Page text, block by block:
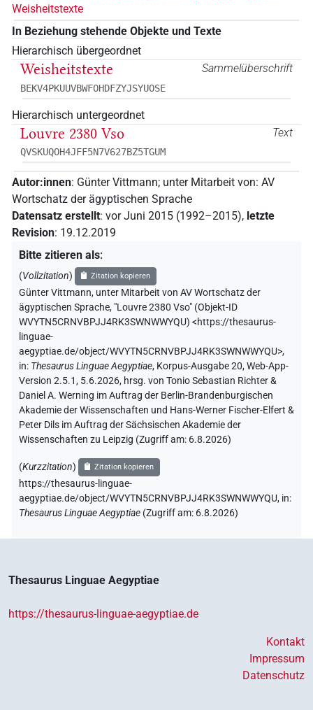
Weisheitstexte
In Beziehung stehende Objekte und Texte
Hierarchisch übergeordnet
Sammelüberschrift
Weisheitstexte
BEKV4PKUUVBWFOHDFZYJSYUOSE
Hierarchisch untergeordnet
Text
Louvre 2380 Vso
QVSKUQOH4JFF5N7V627BZ5TGUM
Autor:innen: Günter Vittmann; unter Mitarbeit von: AV
Wortschatz der ägyptischen Sprache
Datensatz erstellt: vor Juni 2015 (1992–2015), letzte
Revision: 19.12.2019
Bitte zitieren als:
(Vollzitation) Zitation kopieren
Günter Vittmann, unter Mitarbeit von AV Wortschatz der
ägyptischen Sprache, "Louvre 2380 Vso" (Objekt-ID
WVYTN5CRNVBPJJ4RK3SWNWWYQU) <https://thesaurus-
linguae-
aegyptiae.de/object/WVYTN5CRNVBPJJ4RK3SWNWWYQU>,
in: Thesaurus Linguae Aegyptiae, Korpus-Ausgabe 20, Web-App-
Version 2.5.1, 5.6.2026, hrsg. von Tonio Sebastian Richter &
Daniel A. Werning im Auftrag der Berlin-Brandenburgischen
Akademie der Wissenschaften und Hans-Werner Fischer-Elfert &
Peter Dils im Auftrag der Sächsischen Akademie der
Wissenschaften zu Leipzig (Zugriff am: 6.8.2026)
(Kurzzitation) Zitation kopieren
https://thesaurus-linguae-
aegyptiae.de/object/WVYTN5CRNVBPJJ4RK3SWNWWYQU, in:
Thesaurus Linguae Aegyptiae (Zugriff am: 6.8.2026)
Thesaurus Linguae Aegyptiae
https://thesaurus-linguae-aegyptiae.de
Kontakt
Impressum
Datenschutz